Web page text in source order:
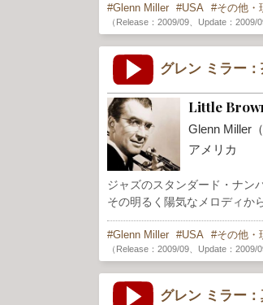
Glenn Miller USA その他・
（Release：2009/09、Update：2009/
グレン ミラー
Little
Glenn Miller
アメリカ
ジャズのスタンダード・ナン
その明るく陽気なメロディか
Glenn Miller USA その他・
（Release：2009/09、Update：2009/
グレン ミラー